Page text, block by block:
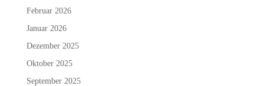
Februar 2026
Januar 2026
Dezember 2025
Oktober 2025
September 2025